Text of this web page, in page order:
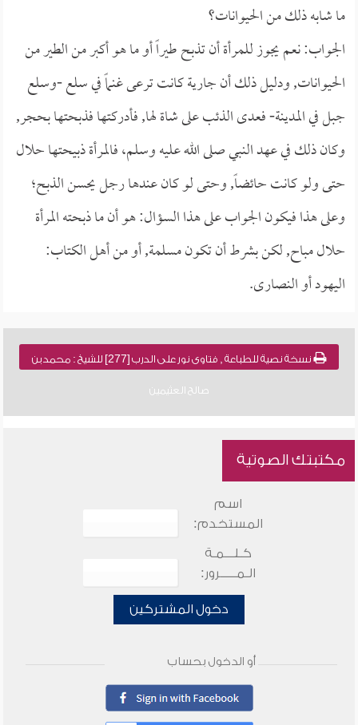
ما شابه ذلك من الحيوانات؟
الجواب: نعم يجوز للمرأة أن تذبح طيراً أو ما هو أكبر من الطير من
الحيوانات, ودليل ذلك أن جارية كانت ترعى غنماً في سلع -وسلع
جبل في المدينة- فعدى الذئب على شاة لها, فأدركتها فذبحتها بحجر,
وكان ذلك في عهد النبي صلى الله عليه وسلم، فالمرأة ذبيحتها حلال
حتى ولو كانت حائضاً, وحتى لو كان عندها رجل يحسن الذبح؛
وعلى هذا فيكون الجواب على هذا السؤال: هو أن ما ذبحته المرأة
حلال مباح, لكن بشرط أن تكون مسلمة, أو من أهل الكتاب:
اليهود أو النصارى.
نسخة نصية للطباعة , فتاوى نور على الدرب [277] للشيخ : محمد بن
صالح العثيمين
مكتبتك الصوتية
اسم
المستخدم:
كـلـــمـة
الـمـــــرور:
دخول المشتركين
أو الدخول بحساب